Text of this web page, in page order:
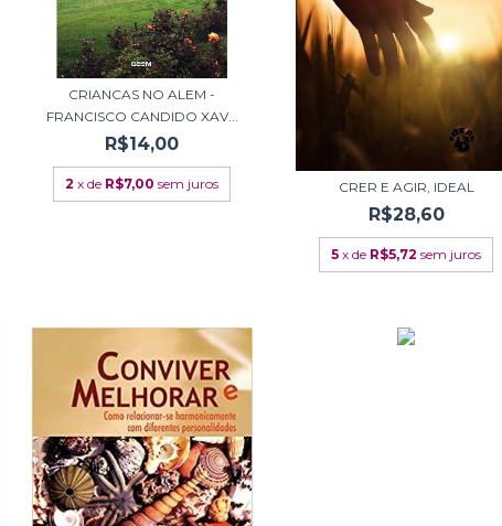
CRIANCAS NO ALEM -
FRANCISCO CANDIDO XAV...
R$14,00
2 x de R$7,00 sem juros CRER E AGIR, IDEAL
R$28,60
5 x de R$5,72 sem juros